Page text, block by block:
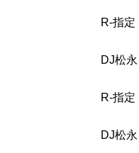
R-指定
DJ松
R-指定
DJ松